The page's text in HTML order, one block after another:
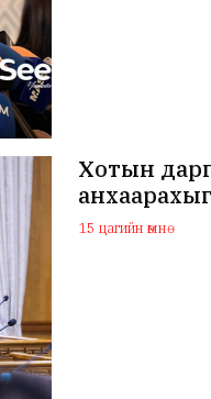
Хотын
15 цагийн өмнө